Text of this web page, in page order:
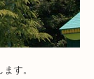
す。